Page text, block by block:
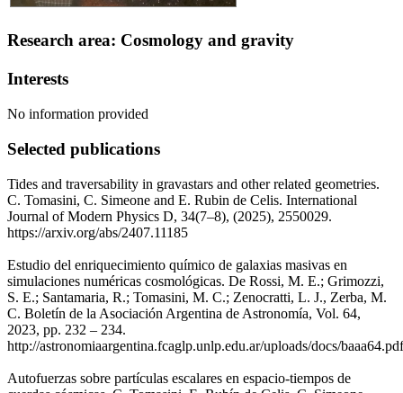
Research area: Cosmology and gravity
Interests
No information provided
Selected publications
Tides and traversability in gravastars and other related geometries.
C. Tomasini, C. Simeone and E. Rubin de Celis. International
Journal of Modern Physics D, 34(7–8), (2025), 2550029.
https://arxiv.org/abs/2407.11185
Estudio del enriquecimiento químico de galaxias masivas en
simulaciones numéricas cosmológicas. De Rossi, M. E.; Grimozzi,
S. E.; Santamaria, R.; Tomasini, M. C.; Zenocratti, L. J., Zerba, M.
C. Boletín de la Asociación Argentina de Astronomía, Vol. 64,
2023, pp. 232 – 234.
http://astronomiaargentina.fcaglp.unlp.edu.ar/uploads/docs/baaa64.pdf
Autofuerzas sobre partículas escalares en espacio-tiempos de